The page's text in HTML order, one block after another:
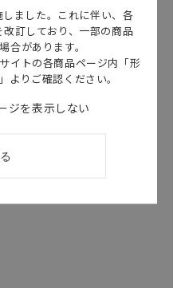
用に際しては機器・装
うえご使用ください。・
現在では入手困難なも
。・誤字、脱字が含まれ
容赦ください。
や連絡先等は作成当時の
の掲載内容をご確認のう
願いいたします。
English
ました。これに伴い、各
訂しており、一部の商品
合があります。
イトの各商品ページ内「形
よりご確認ください。
ジを表示しない